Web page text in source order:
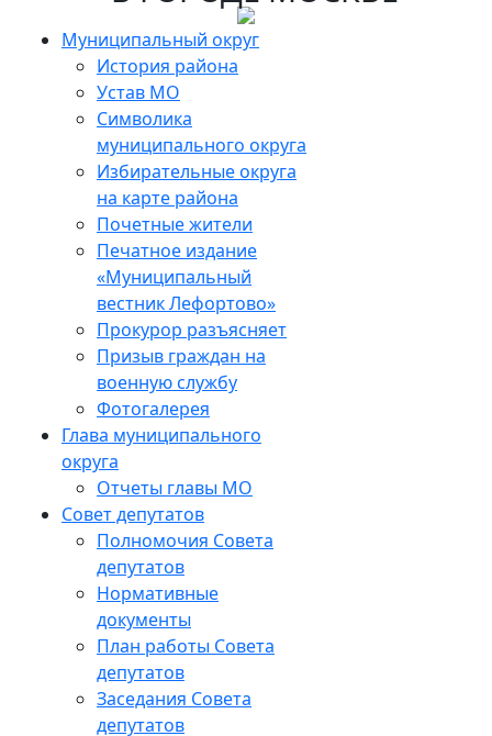
Муниципальный округ
История района
Устав МО
Символика
муниципального округа
Избирательные округа
на карте района
Почетные жители
Печатное издание
«Муниципальный
вестник Лефортово»
Прокурор разъясняет
Призыв граждан на
военную службу
Фотогалерея
Глава муниципального
округа
Отчеты главы МО
Совет депутатов
Полномочия Совета
депутатов
Нормативные
документы
План работы Совета
депутатов
Заседания Cовета
депутатов